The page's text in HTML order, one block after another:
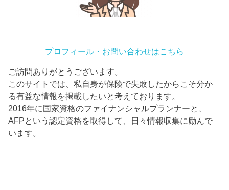
プロフィール・お問い合わせはこちら
ご訪問ありがとうございます。
このサイトでは、私自身が保険で失敗したからこそ分か
る有益な情報を掲載したいと考えております。
2016年に国家資格のファイナンシャルプランナーと、
AFPという認定資格を取得して、日々情報収集に励んで
います。